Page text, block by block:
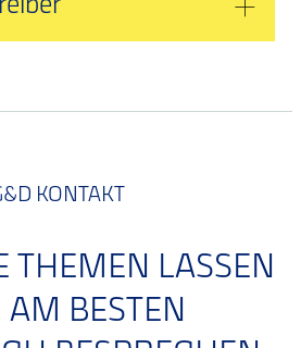
KONTAKT
THEMEN LASSEN
AM BESTEN